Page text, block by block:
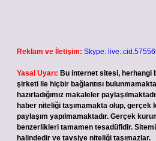
Reklam ve İletişim: Skype:
Yasal Uyarı: Bu internet sitesi, herhangi
şirketi ile hiçbir bağlantısı
hazırladığımız makaleler
haber niteliği taşımamakta olup, gerçek
paylaşım yapılmamaktadır. Gerçek
benzerlikleri tamamen tesadüfidir.
halindedir ve tavsiye niteliği taşımazlar.